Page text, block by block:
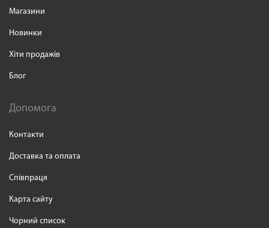
Магазини
Новинки
Хіти продажів
Блог
Допомога
Контакти
Доставка та оплата
Співпраця
Карта сайту
Чорний список